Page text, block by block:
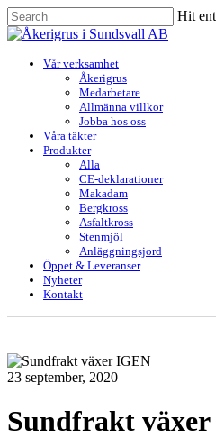
Skip
to
content
Hit
Close
Menu
Vår verksamhet
Åkerigrus
Medarbetare
Allmänna villkor
Jobba hos oss
Våra täkter
Produkter
Alla
CE-deklarationer
Makadam
Bergkross
Asfaltkross
Stenmjöl
Anläggningsjord
Öppet & Leveranser
Nyheter
Kontakt
23 september, 2020
Sundfrakt